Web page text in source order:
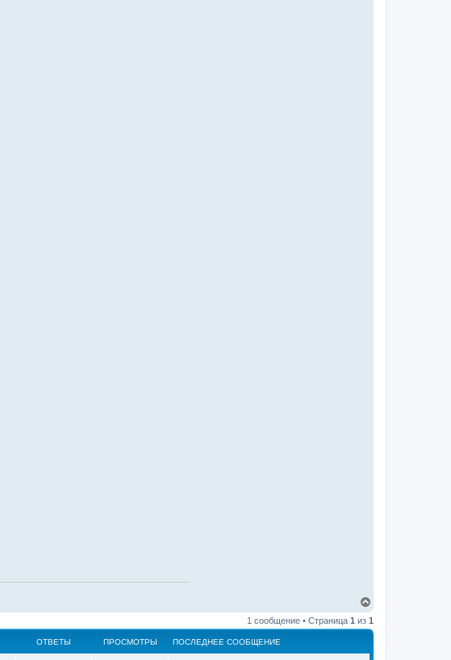
р
н
1 сообщение • Страница 1 из 1
ОТВЕТЫ ПРОСМОТРЫ ПОСЛЕДНЕЕ СООБЩЕНИЕ